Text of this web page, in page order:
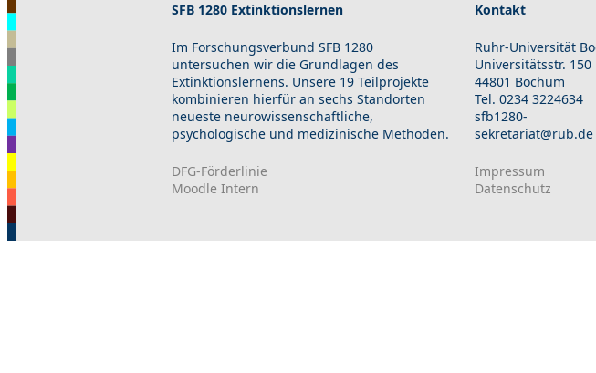
SFB 1280 Extinktionslernen Kontakt
Im Forschungsverbund SFB 1280
untersuchen wir die Grundlagen des
Extinktionslernens. Unsere 19 Teilprojekte
kombinieren hierfür an sechs Standorten
neueste neurowissenschaftliche,
psychologische und medizinische Methoden.
Ruhr-Universität
Universitätsstr. 150
44801 Bochum
Tel. 0234 3224634
sfb1280-
sekretariat@rub.de
DFG-Förderlinie
Moodle Intern
Impressum
Datenschutz